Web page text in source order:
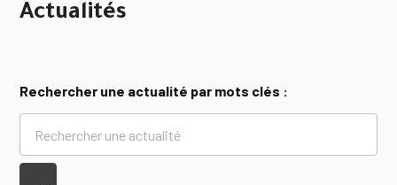
Actualités
Rechercher une actualité par mots clés :